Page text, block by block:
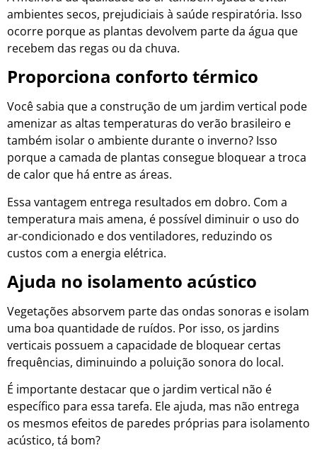
ambientes secos, prejudiciais à saúde respiratória. Isso
ocorre porque as plantas devolvem parte da água que
recebem das regas ou da chuva.
Proporciona conforto térmico
Você sabia que a construção de um jardim vertical pode
amenizar as altas temperaturas do verão brasileiro e
também isolar o ambiente durante o inverno? Isso
porque a camada de plantas consegue bloquear a troca
de calor que há entre as áreas.
Essa vantagem entrega resultados em dobro. Com a
temperatura mais amena, é possível diminuir o uso do
ar-condicionado e dos ventiladores, reduzindo os
custos com a energia elétrica.
Ajuda no isolamento acústico
Vegetações absorvem parte das ondas sonoras e isolam
uma boa quantidade de ruídos. Por isso, os jardins
verticais possuem a capacidade de bloquear certas
frequências, diminuindo a poluição sonora do local.
É importante destacar que o jardim vertical não é
específico para essa tarefa. Ele ajuda, mas não entrega
os mesmos efeitos de paredes próprias para isolamento
acústico, tá bom?